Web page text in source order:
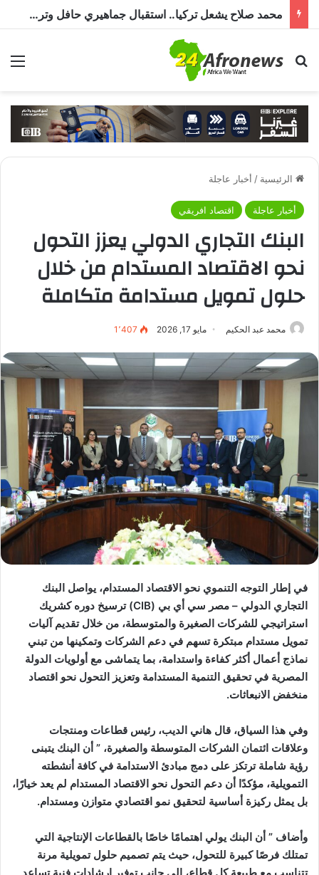
محمد صلاح يشعل تركيا.. استقبال جماهيري حافل وترحيب بـ”الملك المصري” قبل انضمامه إلى طرابزون سبور
بحث عن
الرئيسية / أخبار عاجلة
أخبار عاجلة اقتصاد افريقي
البنك التجاري الدولي يعزز التحول
نحو الاقتصاد المستدام من خلال
حلول تمويل مستدامة متكاملة
محمد عبد الحكيم مايو 17, 2026 1٬407
في إطار التوجه التنموي نحو الاقتصاد المستدام، يواصل البنك
التجاري الدولي – مصر سي أي بي (CIB) ترسيخ دوره كشريك
استراتيجي للشركات الصغيرة والمتوسطة، من خلال تقديم آليات
تمويل مستدام مبتكرة تسهم في دعم الشركات وتمكينها من تبني
نماذج أعمال أكثر كفاءة واستدامة، بما يتماشى مع أولويات الدولة
المصرية في تحقيق التنمية المستدامة وتعزيز التحول نحو اقتصاد
منخفض الانبعاثات.
وفي هذا السياق، قال هاني الديب، رئيس قطاعات ومنتجات
وعلاقات ائتمان الشركات المتوسطة والصغيرة، ” أن البنك يتبنى
رؤية شاملة ترتكز على دمج مبادئ الاستدامة في كافة أنشطته
التمويلية، مؤكدًا أن دعم التحول نحو الاقتصاد المستدام لم يعد خيارًا،
بل يمثل ركيزة أساسية لتحقيق نمو اقتصادي متوازن ومستدام.
وأضاف ” أن البنك يولي اهتمامًا خاصًا بالقطاعات الإنتاجية التي
تمتلك فرصًا كبيرة للتحول، حيث يتم تصميم حلول تمويلية مرنة
تتناسب مع طبيعة كل قطاع، إلى جانب توفير إرشادات فنية تساعد